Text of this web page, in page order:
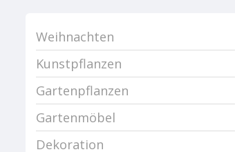
Weihnachten
Kunstpflanzen
Gartenpflanzen
Gartenmöbel
Dekoration